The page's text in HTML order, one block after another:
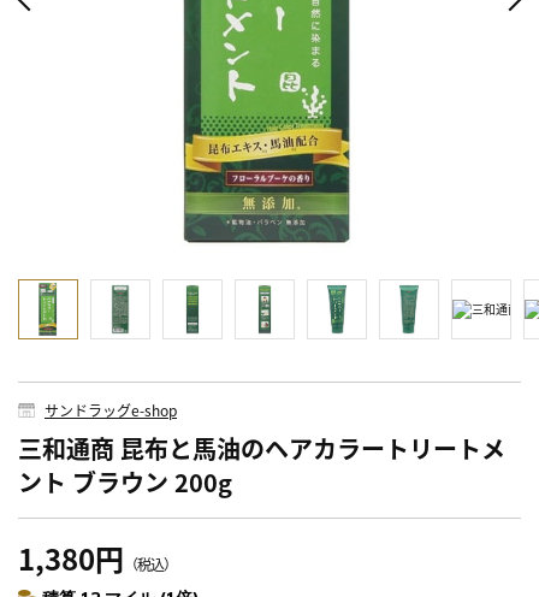
サンドラッグe-shop
三和通商 昆布と馬油のヘアカラートリートメ
ント ブラウン 200g
1,380円 （税込）